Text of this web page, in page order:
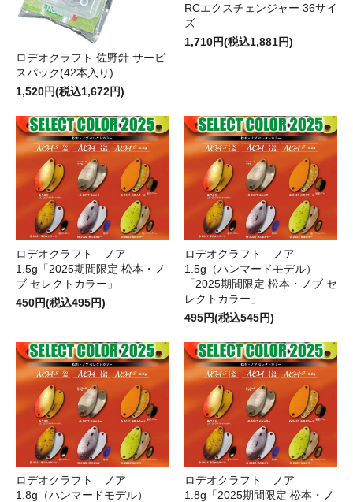
ロデオクラフト 佐野針 サービ
スパック(42本入り)
1,520円(税込1,672円)
RCエクスチェンジャー 36サイ
ズ
1,710円(税込1,881円)
ロデオクラフト ノア
1.5g「2025期間限定 松本・ノ
ブ セレクトカラー」
450円(税込495円)
ロデオクラフト ノア
1.5g（ハンマードモデル）
「2025期間限定 松本・ノブ セ
レクトカラー」
495円(税込545円)
ロデオクラフト ノア
1.8g（ハンマードモデル）
ロデオクラフト ノア
1.8g「2025期間限定 松本・ノ